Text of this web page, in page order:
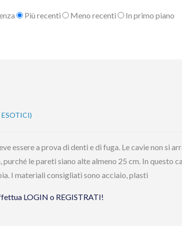
Più recenti Meno recenti In primo piano
essere a prova di denti e di fuga. Le cavie non si
le pareti siano alte almeno 25 cm. In questo
I materiali consigliati sono acciaio, plasti
LOGIN o REGISTRATI!